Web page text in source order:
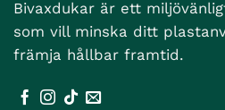
Bivaxdukar är ett
som vill minska ditt
främja hållbar framtid.